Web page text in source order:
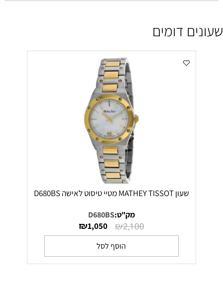
שעונים דומים
שעון MATHEY TISSOT מטיי טיסוט לאישה D680BS
מק"ט:D680BS
₪2,100
₪1,050
הוסף לסל